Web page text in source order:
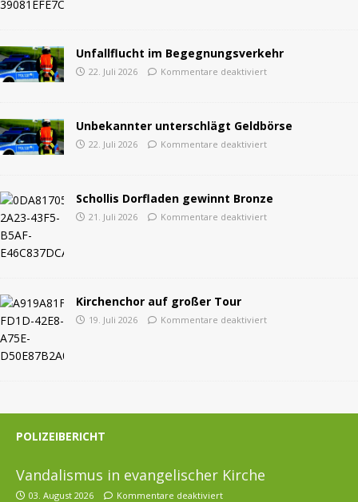
Unfallflucht im Begegnungsverkehr
22. Juli 2026 Kommentare deaktiviert
Unbekannter unterschlägt Geldbörse
22. Juli 2026 Kommentare deaktiviert
Schollis Dorfladen gewinnt Bronze
21. Juli 2026 Kommentare deaktiviert
Kirchenchor auf großer Tour
19. Juli 2026 Kommentare deaktiviert
POLIZEIBERICHT
Vandalismus in evangelischer Kirche
03. August 2026 Kommentare deaktiviert